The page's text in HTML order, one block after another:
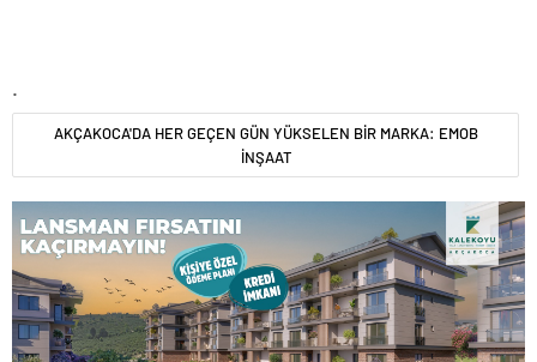
AKÇAKOCA'DA HER GEÇEN GÜN YÜKSELEN BİR MARKA: EMOB
İNŞAAT